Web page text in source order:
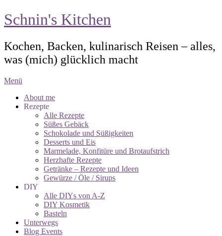
Schnin's Kitchen
Kochen, Backen, kulinarisch Reisen – alles,
was (mich) glücklich macht
Menü
About me
Rezepte
Alle Rezepte
Süßes Gebäck
Schokolade und Süßigkeiten
Desserts und Eis
Marmelade, Konfitüre und Brotaufstrich
Herzhafte Rezepte
Getränke – Rezepte und Ideen
Gewürze / Öle / Sirups
DIY
Alle DIYs von A-Z
DIY Kosmetik
Basteln
Unterwegs
Blog Events